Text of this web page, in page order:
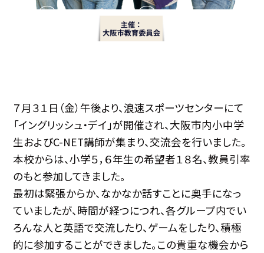
７月３１日（金）午後より、浪速スポーツセンターにて
「イングリッシュ・デイ」が開催され、大阪市内小中学
生およびC-NET講師が集まり、交流会を行いました。
本校からは、小学５，６年生の希望者１８名、教員引率
のもと参加してきました。
最初は緊張からか、なかなか話すことに奥手になっ
ていましたが、時間が経つにつれ、各グループ内でい
ろんな人と英語で交流したり、ゲームをしたり、積極
的に参加することができました。この貴重な機会から